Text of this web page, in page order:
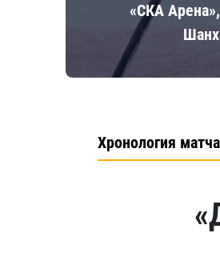
«СКА
Хронология матча